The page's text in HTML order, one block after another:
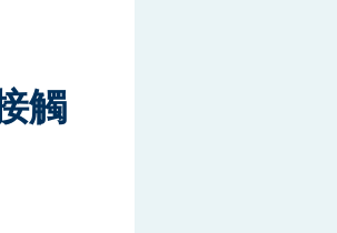
觸